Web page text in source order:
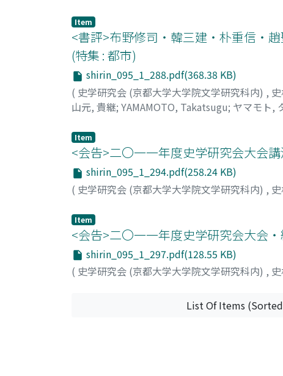
professional personnel in the causes for
Civic identity reached its apex in the 1910s,
wartime federal mobilization, both urban
nationalism. I consider this as the beginning
Chicago's war experiences were followed by
1919 were the worst in its history. It is in this
understood. A prominent feature of the
different from those of tenement reformers
development thesis fundamentally affirmed
Park took the initiative on the Chicago
Burgess' model had basic affinities with the
Combined with prevalence of new restrictive
segregation in Chicago from the mid-1920s. It
engineering that approved separating urban
and intellectuals were accustomed to seeing
evolution deeply affected the way academics
Item
<書評>布野修司・韓三建・朴重信・
(特集 : 都市)
shirin_095_1_288.pdf(368.38 KB)
( 史学研究会 (京都大学大学院文学研究科内) ,
山元, 貴継; YAMAMOTO, Takatsugu; ヤマモト,
Item
<会告>二〇一一年度史学研究会大会
shirin_095_1_294.pdf(258.24 KB)
( 史学研究会 (京都大学大学院文学研究科内) ,
Item
<会告>二〇一一年度史学研究会大会
shirin_095_1_297.pdf(128.55 KB)
( 史学研究会 (京都大学大学院文学研究科内) ,
List Of Items